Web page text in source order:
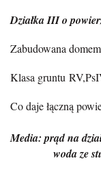
Działka III o
Zabudowana
Klasa gruntu
Co daje łączną
Media: prąd na
woda ze